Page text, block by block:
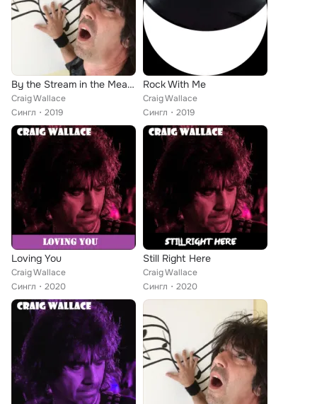
By the Stream in the Meadow
Craig Wallace
Сингл
2019
Rock With Me
Craig Wallace
Сингл
2019
Loving You
Craig Wallace
Сингл
2020
Still Right Here
Craig Wallace
Сингл
2020